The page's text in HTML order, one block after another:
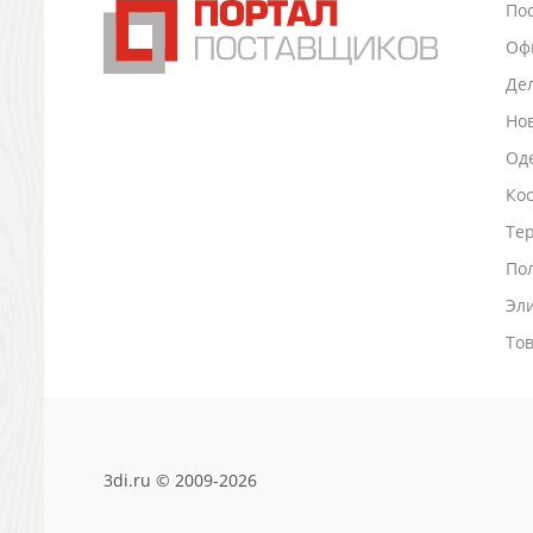
Промо
Антистрессы
Визитницы настольные
3di.ru © 2009-2026